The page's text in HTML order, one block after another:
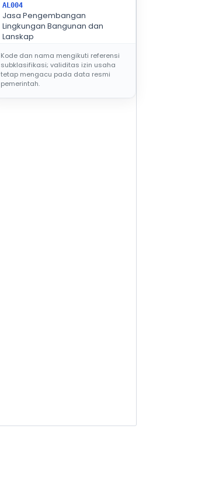
AL004
Jasa Pengembangan
Lingkungan Bangunan dan
Lanskap
KELOMPOK BIDANG AR
AR001
Jasa PengawasAdministrasi
Kode dan nama mengikuti referensi
subklasifikasi; validitas izin usaha
tetap mengacu pada data resmi
pemerintah.